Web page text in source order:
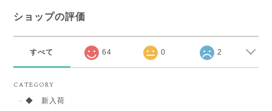
ショップの評価
すべて 64 0 2
CATEGORY
◆ 新入荷